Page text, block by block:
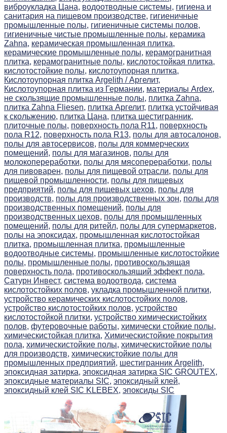
виброукладка Цана, водоотводные системы, гигиена и
санитария на пищевом производстве, гигиеничные
промышленные полы, гигиеничные системы полов,
гигиеничные чистые промышленные полы, керамика
Zahna, керамическая промышленная плитка,
керамические промышленные полы, керамогранитная
плитка, керамогранитные полы, кислотостойкая плитка,
кислотостойкие полы, кислотоупорная плитка,
Кислотоупорная плитка Argelith / Аргелит,
Кислотоупорная плитка из Германии, материалы Ardex,
не скользящие промышленные полы, плитка Zahna,
плитка Zahna Fliesen, плитка Аргелит, плитка устойчивая
к скольжению, плитка Цана, плитка шестигранник,
плиточные полы, поверхность пола R11, поверхность
пола R12, поверхность пола R13, полы для автосалонов,
полы для автосервисов, полы для коммерческих
помещений, полы для магазинов, полы для
молокопереработки, полы для мясопереработки, полы
для пивоварен, полы для пищевой отрасли, полы для
пищевой промышленности, полы для пищевых
предприятий, полы для пищевых цехов, полы для
производств, полы для производственных зон, полы для
производственных помещений, полы для
производственных цехов, полы для промышленных
помещений, полы для ритейл, полы для супермаркетов,
полы на эпоксидах, промышленная кислотостойкая
плитка, промышленная плитка, промышленные
водоотводные системы, промышленные кислотостойкие
полы, промышленные полы, противоскользящая
поверхность пола, противоскользящий эффект пола,
Сатурн Инвест, система водоотвода, система
кислотостойких полов, укладка промышленной плитки,
устройство керамических кислотостойких полов,
устройство кислотостойких полов, устройство
кислотостойкой плитки, устройство химическистойких
полов, футеровочные работы, химически стойкие полы,
химическистойкая плитка, Химическистойкие покрытия
пола, химическистойкие полы, химическистойкие полы
для производств, химическистойкие полы для
промышленных предприятий, шестигранник Argelith,
эпоксидная затирка, эпоксидная затирка SIC GROUTEX,
эпоксидные материалы SIC, эпоксидный клей,
эпоксидный клей SIC KLEBEX, эпоксиды SIC